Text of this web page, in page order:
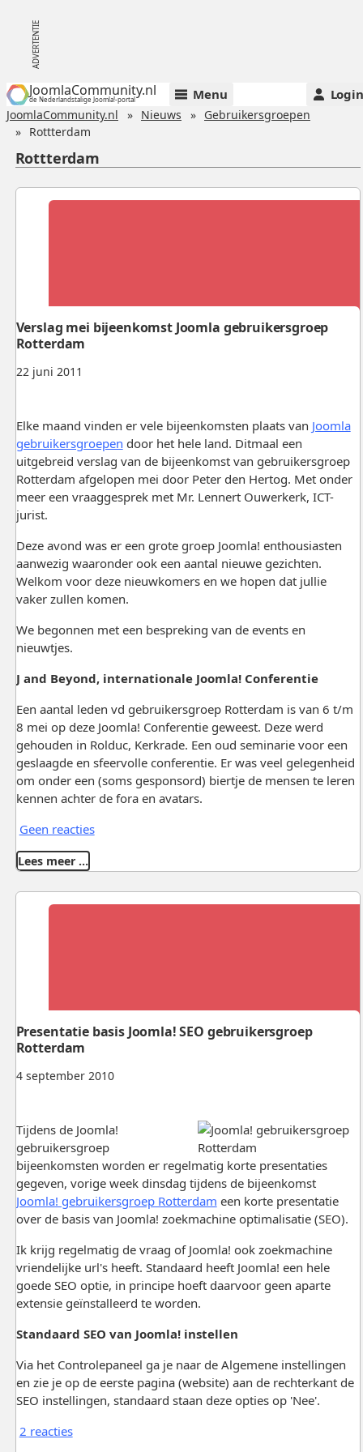
JoomlaCommunity.nl
de Nederlandstalige Joomla!-portal Menu Login
JoomlaCommunity.nl Nieuws
Gebruikersgroepen
Rottterdam
Rottterdam
22 juni 2011
Verslag mei bijeenkomst Joomla gebruikersgroep
Rotterdam
Elke maand vinden er vele bijeenkomsten plaats van Joomla
gebruikersgroepen door het hele land. Ditmaal een
uitgebreid verslag van de bijeenkomst van gebruikersgroep
Rotterdam afgelopen mei door Peter den Hertog. Met onder
meer een vraaggesprek met Mr. Lennert Ouwerkerk, ICT-
jurist.
Deze avond was er een grote groep Joomla! enthousiasten
aanwezig waaronder ook een aantal nieuwe gezichten.
Welkom voor deze nieuwkomers en we hopen dat jullie
vaker zullen komen.
We begonnen met een bespreking van de events en
nieuwtjes.
J and Beyond, internationale Joomla! Conferentie
Een aantal leden vd gebruikersgroep Rotterdam is van 6 t/m
8 mei op deze Joomla! Conferentie geweest. Deze werd
gehouden in Rolduc, Kerkrade. Een oud seminarie voor een
geslaagde en sfeervolle conferentie. Er was veel gelegenheid
om onder een (soms gesponsord) biertje de mensen te leren
kennen achter de fora en avatars.
Geen reacties
Lees meer …
4 september 2010
Presentatie basis Joomla! SEO gebruikersgroep
Rotterdam
Tijdens de Joomla!
gebruikersgroep
bijeenkomsten worden er regelmatig korte presentaties
gegeven, vorige week dinsdag tijdens de bijeenkomst
Joomla! gebruikersgroep Rotterdam een korte presentatie
over de basis van Joomla! zoekmachine optimalisatie (SEO).
Ik krijg regelmatig de vraag of Joomla! ook zoekmachine
vriendelijke url's heeft. Standaard heeft Joomla! een hele
goede SEO optie, in principe hoeft daarvoor geen aparte
extensie geïnstalleerd te worden.
Standaard SEO van Joomla! instellen
Via het Controlepaneel ga je naar de Algemene instellingen
en zie je op de eerste pagina (website) aan de rechterkant de
SEO instellingen, standaard staan deze opties op 'Nee'.
2 reacties